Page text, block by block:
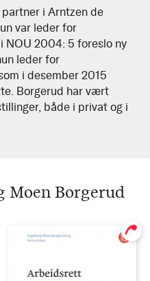
i Arntzen de
var leder for
NOU 2004: 5 foreslo ny
leder for
i desember 2015
Borgerud har vært
både i privat og i
Moen Borgerud